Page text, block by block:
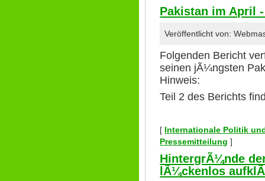
Pakistan im April
Veröffentlicht von:
Folgenden Bericht
seinen jÃ¼ngsten
Hinweis:
Teil 2 des Berichts
[ Internationale Politik
Pressemitteilung ]
HintergrÃ¼nde
lÃ¼ckenlos